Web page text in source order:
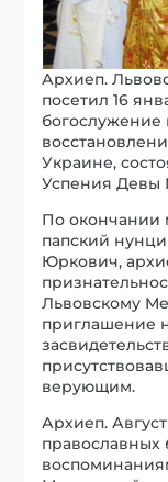
Архиеп.
посетил 16
богослужение
Украине,
Успения Девы
По окончании
папский
Юркович,
Львовскому
приглашение
верующим.
Архиеп.
православных